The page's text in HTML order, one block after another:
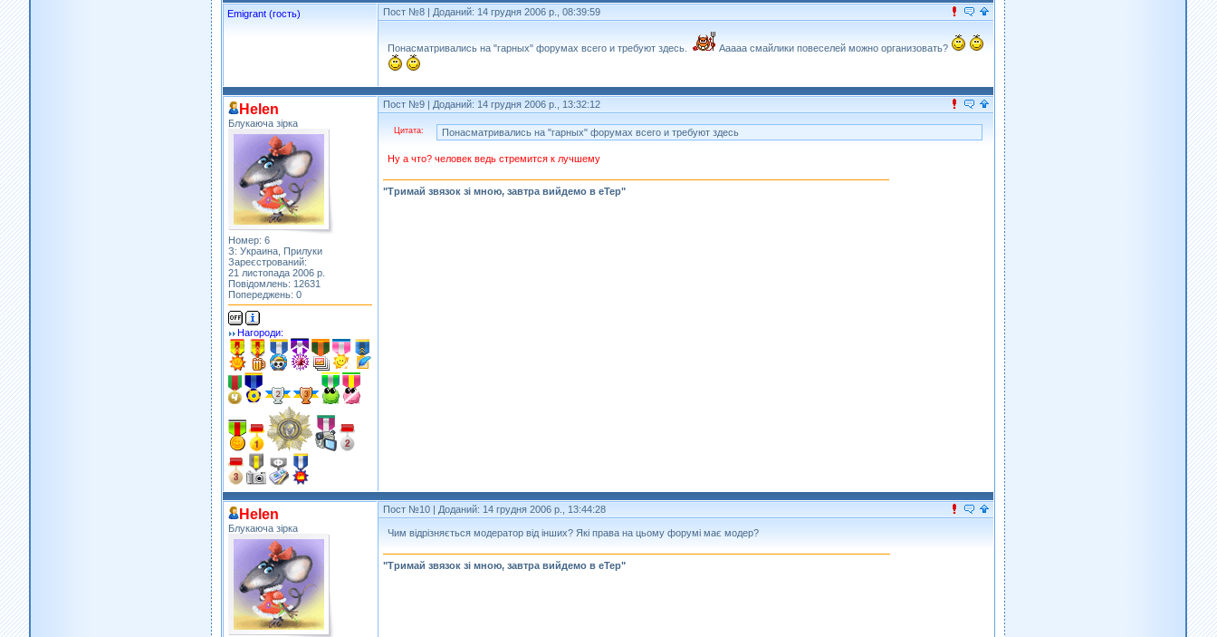
Emigrant (гость) Пост №8 | Доданий: 14 грудня 2006 р., 08:39:59
Понасматривались на "гарных" форумах всего и требуют здесь. Ааааа смайлики повеселей можно организовать?
Helen
Блукаюча зірка
Номер: 6
З: Украина, Прилуки
Зареєстрований:
21 листопада 2006 р.
Повідомлень: 12631
Попереджень: 0
Нагороди:
Пост №9 | Доданий: 14 грудня 2006 р., 13:32:12
Цитата: Понасматривались на "гарных" форумах всего и требуют здесь
Ну а что? человек ведь стремится к лучшему
"Тримай звязок зі мною, завтра вийдемо в еТер"
Helen
Блукаюча зірка
Пост №10 | Доданий: 14 грудня 2006 р., 13:44:28
Чим відрізняється модератор від інших? Які права на цьому форумі має модер?
"Тримай звязок зі мною, завтра вийдемо в еТер"